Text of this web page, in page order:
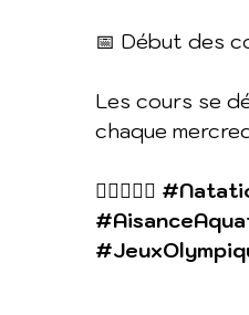
📅 Début des
Les cours se
chaque
🏊‍♂️🤽‍♀️🏅